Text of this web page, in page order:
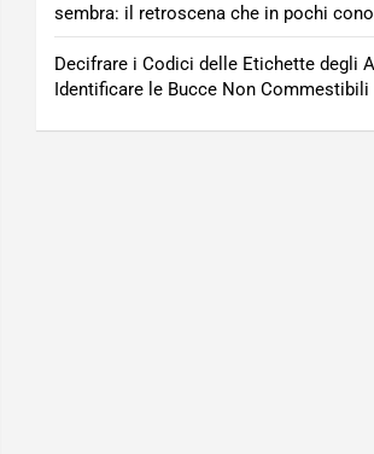
sembra: il retroscena che in pochi
Decifrare i Codici delle Etichette degli
Identificare le Bucce Non Commestibili